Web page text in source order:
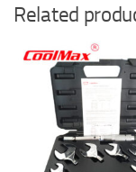
Related